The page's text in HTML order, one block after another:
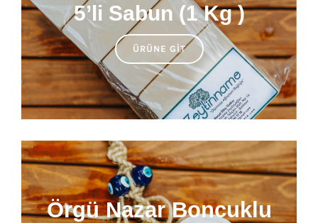
5’li Sabun (1 Kg )
ÜRÜNE GIT
Örgü Nazar Boncuklu